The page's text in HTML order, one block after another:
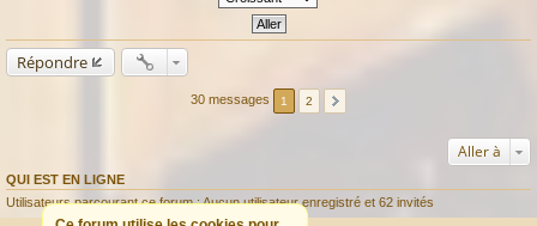
Répondre
30 messages 1 2
Aller à
QUI EST EN LIGNE
Utilisateurs parcourant ce forum : Aucun utilisateur enregistré et 62 invités